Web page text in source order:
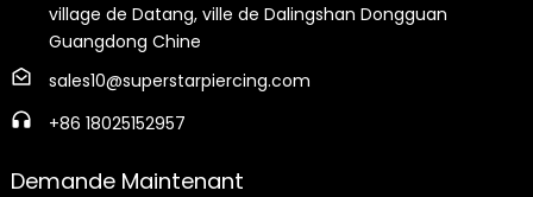
village de Datang, ville de Dalingshan Dongguan
Guangdong Chine
sales10@superstarpiercing.com
+86 18025152957
Demande Maintenant